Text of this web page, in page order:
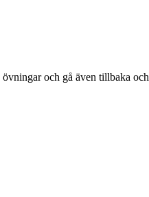
och gå även tillbaka